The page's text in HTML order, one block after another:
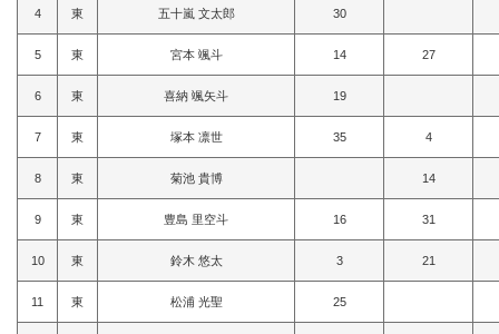
4 東 五十嵐 文太郎 30
5 東 宮本 颯斗 14 27
6 東 喜納 颯矢斗 19
7 東 塚本 凛世 35 4
8 東 菊池 貴博 14
9 東 豊島 里空斗 16 31
10 東 鈴木 悠太 3 21
11 東 松浦 光聖 25